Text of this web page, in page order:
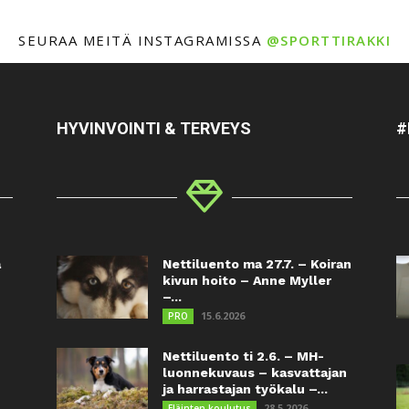
SEURAA MEITÄ INSTAGRAMISSA @SPORTTIRAKKI
HYVINVOINTI & TERVEYS
Nettiluento ma 27.7. – Koiran
kivun hoito – Anne Myller
–...
PRO 15.6.2026
Nettiluento ti 2.6. – MH-
luonnekuvaus – kasvattajan
ja harrastajan työkalu –...